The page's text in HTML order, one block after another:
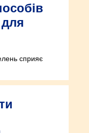
сприяє